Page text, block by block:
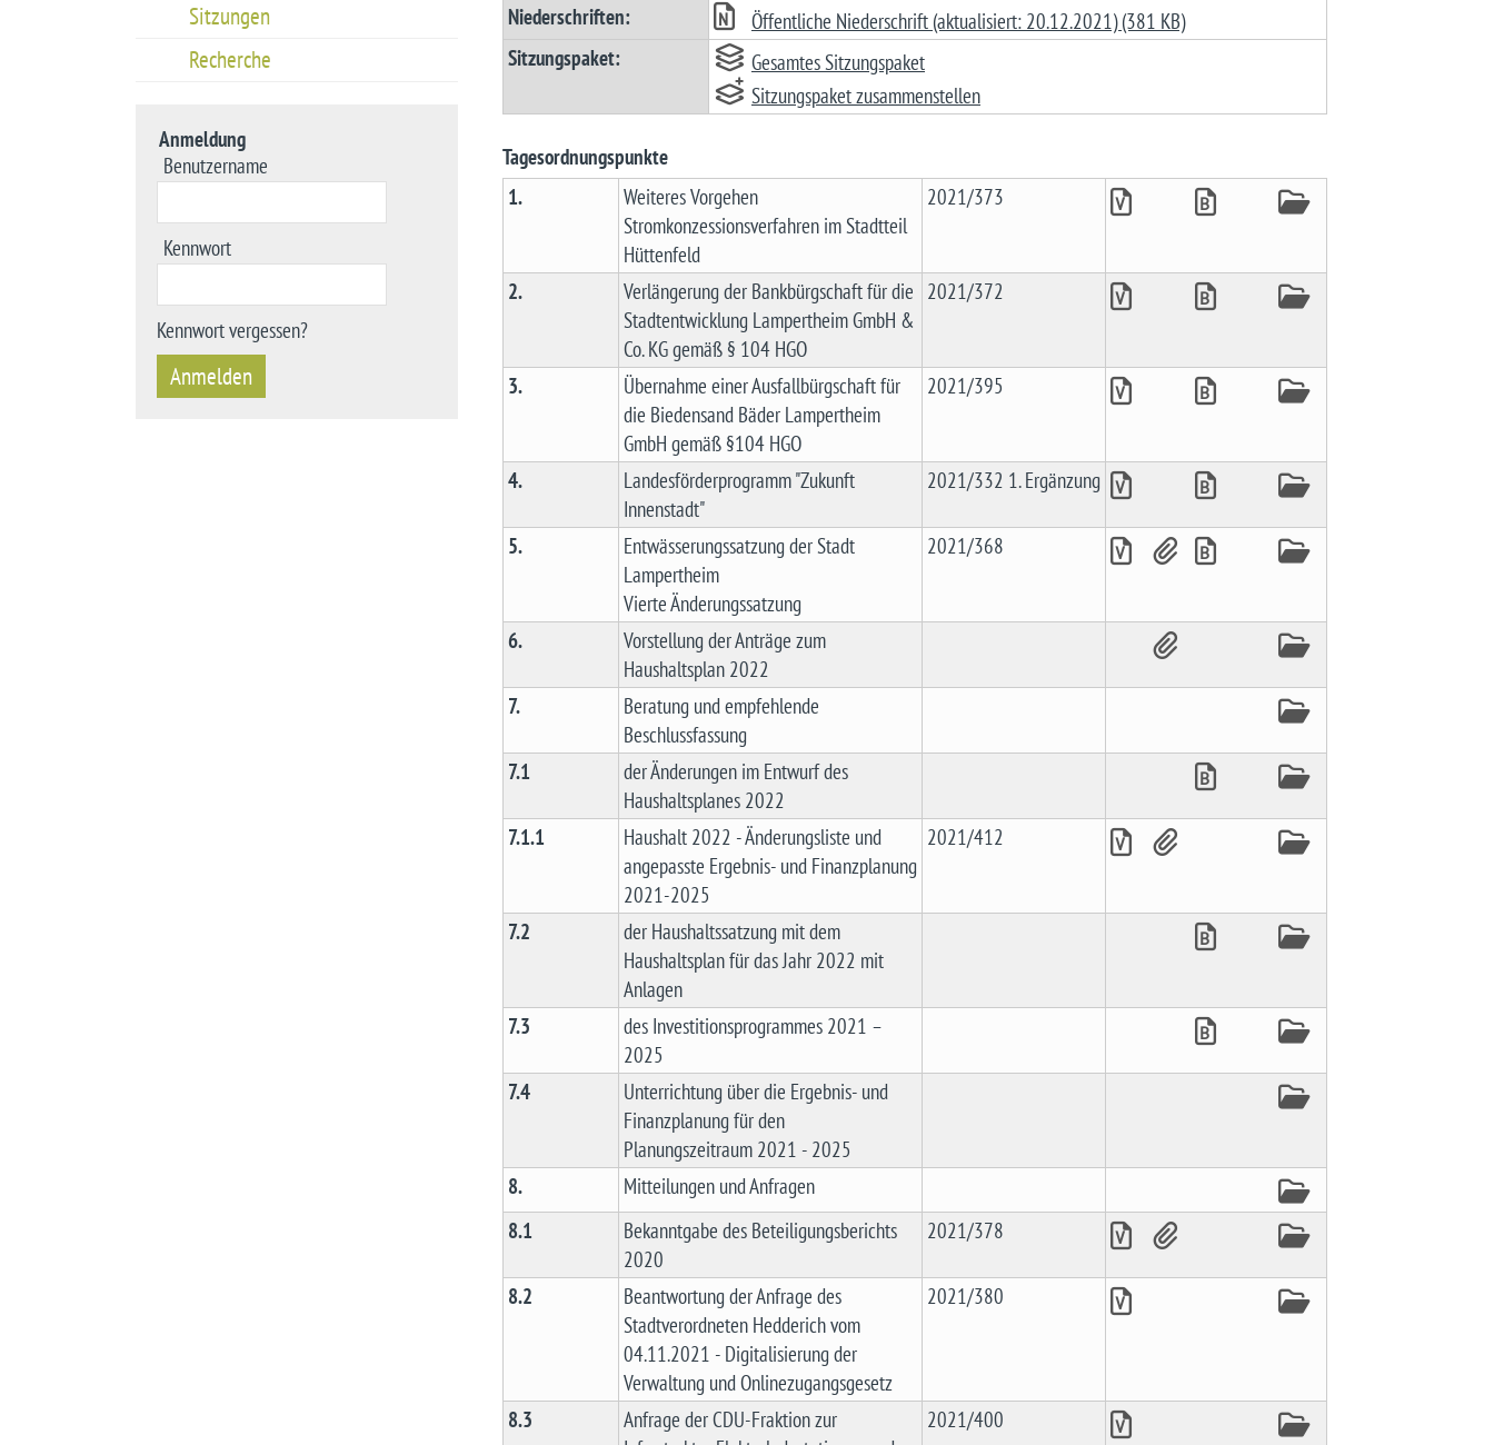
Sitzungen
Recherche
Anmeldung
Benutzername
Kennwort
Kennwort vergessen?
Niederschriften:
Öffentliche Niederschrift (aktualisiert: 20.12.2021) (381 KB)
Sitzungspaket:
Gesamtes Sitzungspaket
Sitzungspaket zusammenstellen
Tagesordnungspunkte
1.
Weiteres Vorgehen
Stromkonzessionsverfahren im Stadtteil
Hüttenfeld
2021/373
2.
Verlängerung der Bankbürgschaft für die
Stadtentwicklung Lampertheim GmbH &
Co. KG gemäß § 104 HGO
2021/372
3.
Übernahme einer Ausfallbürgschaft für
die Biedensand Bäder Lampertheim
GmbH gemäß §104 HGO
2021/395
4.
Landesförderprogramm "Zukunft
Innenstadt"
2021/332 1. Ergänzung
5.
Entwässerungssatzung der Stadt
Lampertheim
Vierte Änderungssatzung
2021/368
6.
Vorstellung der Anträge zum
Haushaltsplan 2022
7.
Beratung und empfehlende
Beschlussfassung
7.1
der Änderungen im Entwurf des
Haushaltsplanes 2022
7.1.1
Haushalt 2022 - Änderungsliste und
angepasste Ergebnis- und Finanzplanung
2021-2025
2021/412
7.2
der Haushaltssatzung mit dem
Haushaltsplan für das Jahr 2022 mit
Anlagen
7.3
des Investitionsprogrammes 2021 –
2025
7.4
Unterrichtung über die Ergebnis- und
Finanzplanung für den
Planungszeitraum 2021 - 2025
8.
Mitteilungen und Anfragen
8.1
Bekanntgabe des Beteiligungsberichts
2020
2021/378
8.2
Beantwortung der Anfrage des
Stadtverordneten Hedderich vom
04.11.2021 - Digitalisierung der
Verwaltung und Onlinezugangsgesetz
2021/380
8.3
Anfrage der CDU-Fraktion zur
2021/400